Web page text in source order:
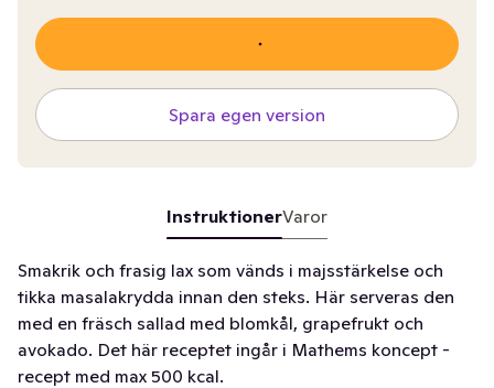
Spara egen version
InstruktionerVaror
Smakrik och frasig lax som vänds i majsstärkelse och
tikka masalakrydda innan den steks. Här serveras den
med en fräsch sallad med blomkål, grapefrukt och
avokado. Det här receptet ingår i Mathems koncept -
recept med max 500 kcal.